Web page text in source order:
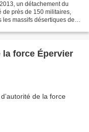
un détachement du
de près de 150 militaires,
massifs désertiques de la
la force Épervier